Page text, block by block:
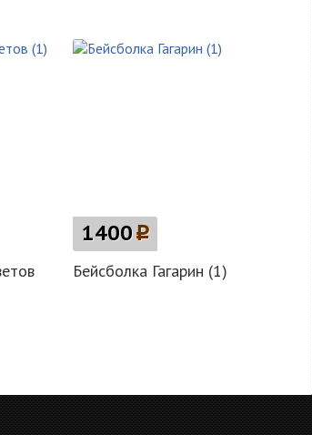
1400p
Бейсболка Гагарин (1)